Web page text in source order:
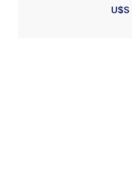
U$S